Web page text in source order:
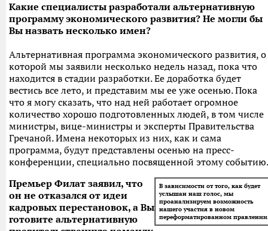
Какие специалисты разработали альтернативную
программу экономического развития? Не могли бы
Вы назвать несколько имен?
Альтернативная программа экономического развития, о
которой мы заявили несколько недель назад, пока что
находится в стадии разработки. Ее доработка будет
вестись все лето, и представим мы ее уже осенью. Пока
что я могу сказать, что над ней работает огромное
количество хорошо подготовленных людей, в том числе
министры, вице-министры и эксперты Правительства
Гречаной. Имена некоторых из них, как и сама
программа, будут представлены осенью на пресс-
конференции, специально посвященной этому событию.
В зависимости от того, как будет
услышан наш голос, мы
проанализируем возможность
нашего участия в новом
переформатированном
Премьер Филат заявил, что
он не отказался от идеи
кадровых перестановок, а Вы
готовите альтернативную